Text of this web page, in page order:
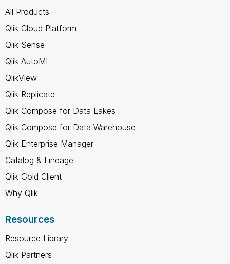
All Products
Qlik Cloud Platform
Qlik Sense
Qlik AutoML
QlikView
Qlik Replicate
Qlik Compose for Data Lakes
Qlik Compose for Data Warehouse
Qlik Enterprise Manager
Catalog & Lineage
Qlik Gold Client
Why Qlik
Resources
Resource Library
Qlik Partners